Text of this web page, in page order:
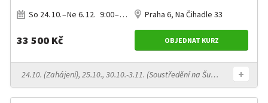
So 24. 10. – Ne 6. 12. 9:00 – 17:00 Praha 6, Na Čihadle 33
33 500 Kč OBJEDNAT KURZ
24.10. (Zahájení), 25.10., 30.10.-3.11. (Soustředění na Šumavě), 7.11., 14.11., 22.11., 28.11., 29.11., 5.12., 6.12.2026 (Zkouška)